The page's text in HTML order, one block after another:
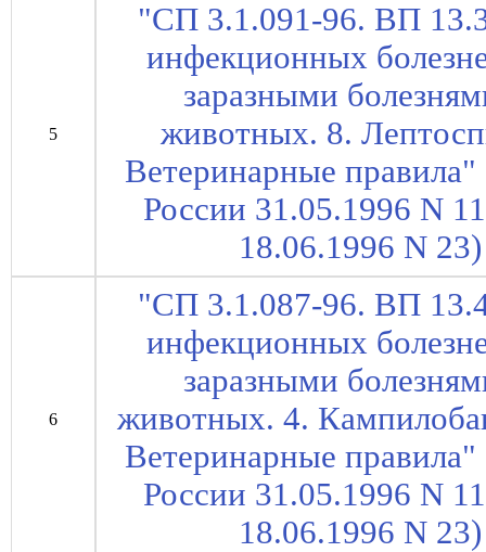
5
"СП 3.1.091-96. ВП
инфекционных
заразными
животных. 8.
Ветеринарные правила"
России 31.05.1996 N
18.06.1996 N
6
"СП 3.1.087-96. ВП
инфекционных
заразными
животных. 4.
Ветеринарные правила"
России 31.05.1996 N
18.06.1996 N